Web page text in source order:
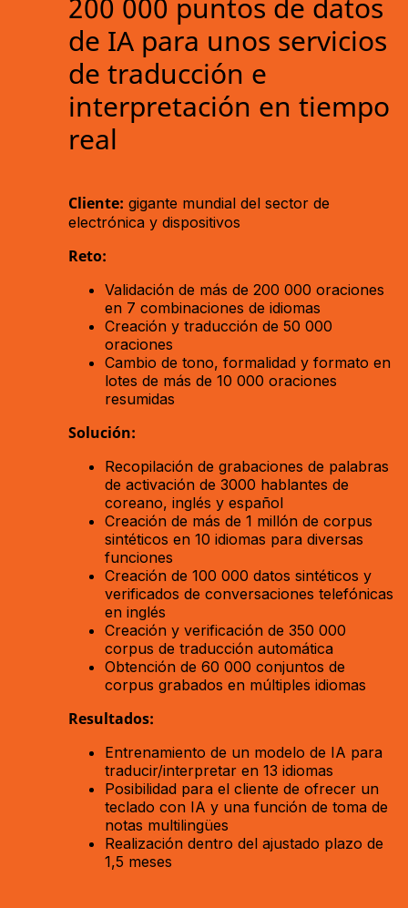
200 000 puntos de datos
de IA para unos servicios
de traducción e
interpretación en tiempo
real
Cliente: gigante mundial del sector de
electrónica y dispositivos
Reto:
Validación de más de 200 000 oraciones
en 7 combinaciones de idiomas
Creación y traducción de 50 000
oraciones
Cambio de tono, formalidad y formato en
lotes de más de 10 000 oraciones
resumidas
Solución:
Recopilación de grabaciones de palabras
de activación de 3000 hablantes de
coreano, inglés y español
Creación de más de 1 millón de corpus
sintéticos en 10 idiomas para diversas
funciones
Creación de 100 000 datos sintéticos y
verificados de conversaciones telefónicas
en inglés
Creación y verificación de 350 000
corpus de traducción automática
Obtención de 60 000 conjuntos de
corpus grabados en múltiples idiomas
Resultados:
Entrenamiento de un modelo de IA para
traducir/interpretar en 13 idiomas
Posibilidad para el cliente de ofrecer un
teclado con IA y una función de toma de
notas multilingües
Realización dentro del ajustado plazo de
1,5 meses